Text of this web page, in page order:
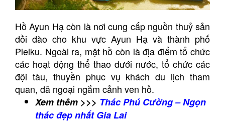
Hồ Ayun Hạ còn là nơi cung cấp nguồn thuỷ sản
dồi dào cho khu vực Ayun Hạ và thành phố
Pleiku. Ngoài ra, mặt hồ còn là địa điểm tổ chức
các hoạt động thể thao dưới nước, tổ chức các
đội tàu, thuyền phục vụ khách du lịch tham
quan, dã ngoại ngắm cảnh ven hồ.
Xem thêm >>> Thác Phú Cường – Ngọn
thác đẹp nhất Gia Lai